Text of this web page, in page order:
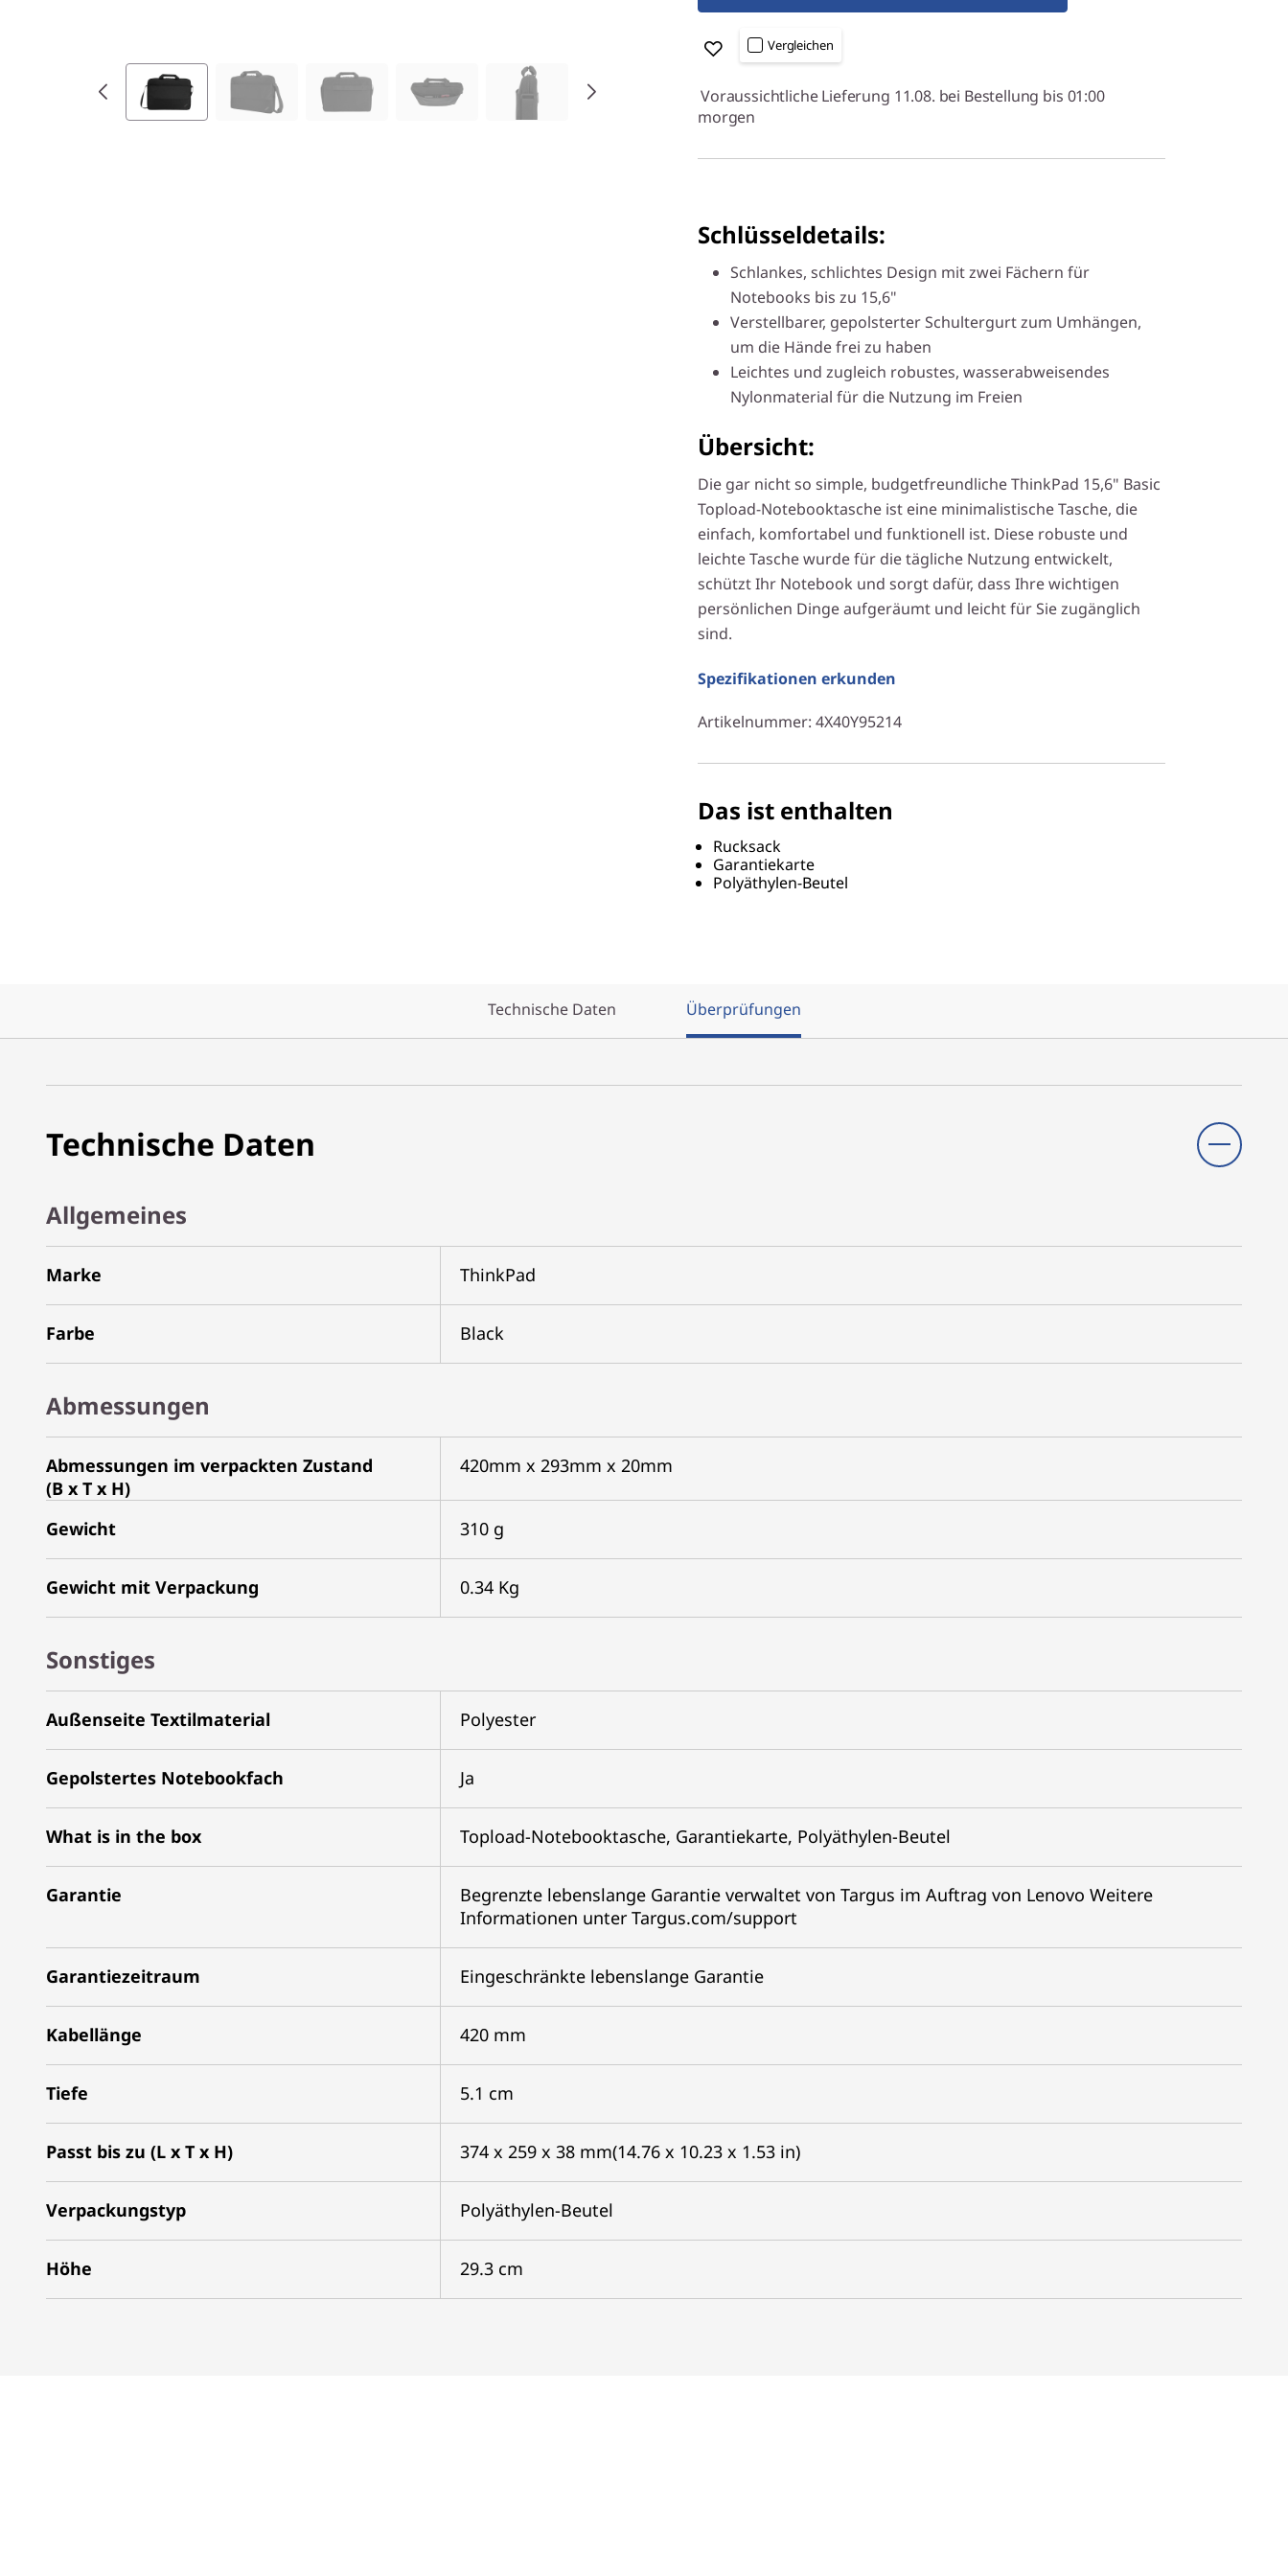
Vergleichen
Voraussichtliche Lieferung 11.08. bei Bestellung bis 01:00
morgen
Schlüsseldetails:
Schlankes, schlichtes Design mit zwei Fächern für
Notebooks bis zu 15,6"
Verstellbarer, gepolsterter Schultergurt zum Umhängen,
um die Hände frei zu haben
Leichtes und zugleich robustes, wasserabweisendes
Nylonmaterial für die Nutzung im Freien
Übersicht:
Die gar nicht so simple, budgetfreundliche ThinkPad 15,6" Basic
Topload-Notebooktasche ist eine minimalistische Tasche, die
einfach, komfortabel und funktionell ist. Diese robuste und
leichte Tasche wurde für die tägliche Nutzung entwickelt,
schützt Ihr Notebook und sorgt dafür, dass Ihre wichtigen
persönlichen Dinge aufgeräumt und leicht für Sie zugänglich
sind.
Spezifikationen erkunden
Artikelnummer: 4X40Y95214
Das ist enthalten
Rucksack
Garantiekarte
Polyäthylen-Beutel
Technische Daten Überprüfungen
Technische Daten
Allgemeines
Marke ThinkPad
Farbe Black
Abmessungen
Abmessungen im verpackten Zustand
(B x T x H)
420mm x 293mm x 20mm
Gewicht 310 g
Gewicht mit Verpackung 0.34 Kg
Sonstiges
Außenseite Textilmaterial Polyester
Gepolstertes Notebookfach Ja
What is in the box Topload-Notebooktasche, Garantiekarte, Polyäthylen-Beutel
Garantie
Begrenzte lebenslange Garantie verwaltet von Targus im Auftrag von Lenovo Weitere
Informationen unter Targus.com/support
Garantiezeitraum Eingeschränkte lebenslange Garantie
Kabellänge 420 mm
Tiefe 5.1 cm
Passt bis zu (L x T x H) 374 x 259 x 38 mm(14.76 x 10.23 x 1.53 in)
Verpackungstyp Polyäthylen-Beutel
Höhe 29.3 cm